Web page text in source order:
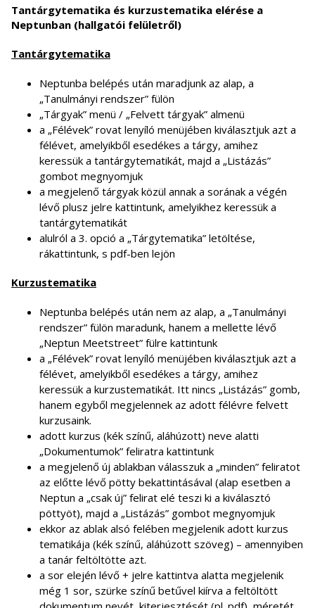
Tantárgytematika és kurzustematika elérése a
Neptunban (hallgatói felületről)
Tantárgytematika
Neptunba belépés után maradjunk az alap, a
„Tanulmányi rendszer” fülön
„Tárgyak” menü / „Felvett tárgyak” almenü
a „Félévek” rovat lenyíló menüjében kiválasztjuk azt a
félévet, amelyikből esedékes a tárgy, amihez
keressük a tantárgytematikát, majd a „Listázás”
gombot megnyomjuk
a megjelenő tárgyak közül annak a sorának a végén
lévő plusz jelre kattintunk, amelyikhez keressük a
tantárgytematikát
alulról a 3. opció a „Tárgytematika” letöltése,
rákattintunk, s pdf-ben lejön
Kurzustematika
Neptunba belépés után nem az alap, a „Tanulmányi
rendszer” fülön maradunk, hanem a mellette lévő
„Neptun Meetstreet” fülre kattintunk
a „Félévek” rovat lenyíló menüjében kiválasztjuk azt a
félévet, amelyikből esedékes a tárgy, amihez
keressük a kurzustematikát. Itt nincs „Listázás” gomb,
hanem egyből megjelennek az adott félévre felvett
kurzusaink.
adott kurzus (kék színű, aláhúzott) neve alatti
„Dokumentumok” feliratra kattintunk
a megjelenő új ablakban válasszuk a „minden” feliratot
az előtte lévő pötty bekattintásával (alap esetben a
Neptun a „csak új” felirat elé teszi ki a kiválasztó
pöttyöt), majd a „Listázás” gombot megnyomjuk
ekkor az ablak alsó felében megjelenik adott kurzus
tematikája (kék színű, aláhúzott szöveg) – amennyiben
a tanár feltöltötte azt.
a sor elején lévő + jelre kattintva alatta megjelenik
még 1 sor, szürke színű betűvel kiírva a feltöltött